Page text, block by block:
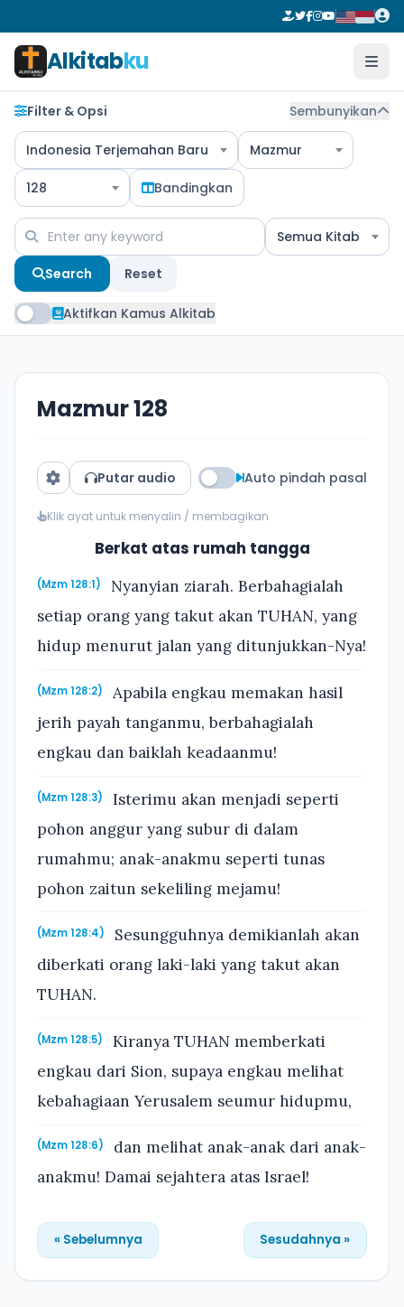
Alkitabku
Filter & Opsi Sembunyikan
Indonesia Terjemahan Baru Mazmur
128 Bandingkan
Semua Kitab
Search Reset
Aktifkan Kamus Alkitab
Mazmur 128
Putar audio Auto pindah pasal
Klik ayat untuk menyalin / membagikan
Berkat atas rumah tangga
(Mzm 128:1)
Nyanyian ziarah. Berbahagialah
setiap orang yang takut akan TUHAN, yang
hidup menurut jalan yang ditunjukkan-Nya!
(Mzm 128:2)
Apabila engkau memakan hasil
jerih payah tanganmu, berbahagialah
engkau dan baiklah keadaanmu!
(Mzm 128:3)
Isterimu akan menjadi seperti
pohon anggur yang subur di dalam
rumahmu; anak-anakmu seperti tunas
pohon zaitun sekeliling mejamu!
(Mzm 128:4)
Sesungguhnya demikianlah akan
diberkati orang laki-laki yang takut akan
TUHAN.
(Mzm 128:5)
Kiranya TUHAN memberkati
engkau dari Sion, supaya engkau melihat
kebahagiaan Yerusalem seumur hidupmu,
(Mzm 128:6)
dan melihat anak-anak dari anak-
anakmu! Damai sejahtera atas Israel!
« Sebelumnya Sesudahnya »